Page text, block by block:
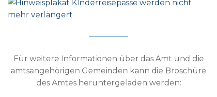
Für weitere Informationen über das Amt und die
amtsangehörigen Gemeinden kann die Broschüre
des Amtes heruntergeladen werden: